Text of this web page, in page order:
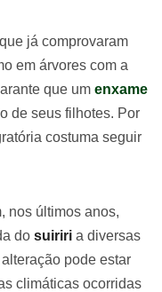
já comprovaram
em árvores com a
que um enxame
de seus filhotes. Por
costuma seguir
nos últimos anos,
do suiriri a diversas
pode estar
climáticas ocorridas